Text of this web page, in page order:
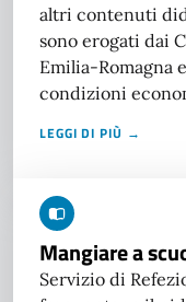
altri contenuti
sono erogati dai
Emilia-Romagna
condizioni
LEGGI DI PIÙ →
Mangiare a
Servizio di